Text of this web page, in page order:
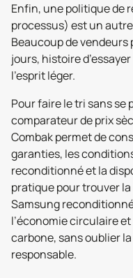
Enfin, une politique de
processus) est un
Beaucoup de vendeurs
jours, histoire
l’esprit léger.
Pour faire le tri sans se
comparateur de prix
Combak permet de
garanties, les
reconditionné et la
pratique pour trouver
Samsung
l’économie circulaire
carbone, sans oublier
responsable.